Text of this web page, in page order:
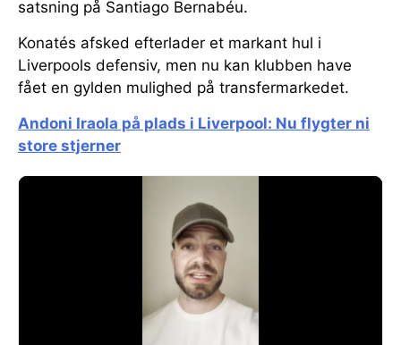
satsning på Santiago Bernabéu.
Konatés afsked efterlader et markant hul i
Liverpools defensiv, men nu kan klubben have
fået en gylden mulighed på transfermarkedet.
Andoni Iraola på plads i Liverpool: Nu flygter ni
store stjerner